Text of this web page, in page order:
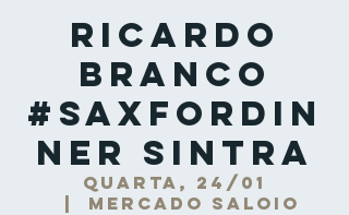
Ricardo
Branco
#SaxForDin
ner Sintra
quarta, 24/01
Mercado Saloio